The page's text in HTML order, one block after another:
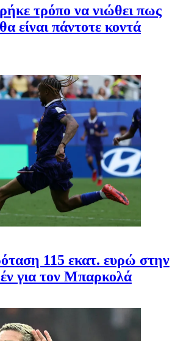
τρόπο να νιώθει πως
είναι πάντοτε κοντά
115 εκατ. ευρώ στην
για τον Μπαρκολά